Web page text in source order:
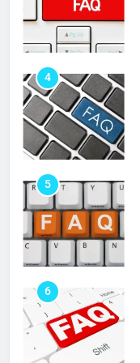
4
5
6